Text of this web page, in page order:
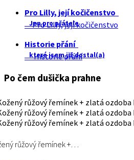
Pro Lilly, její kočičenstvo
Jen pro přátele
Pro Lilly, její kočičenstvo
Historie přání
které jsem již dostal(a)
Historie přání
Po čem dušička prahne
růžový řemínek +…